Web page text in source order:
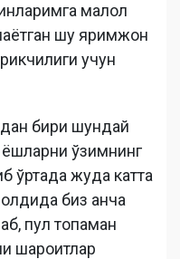
малол
шу яримжон
учун
бири шундай
ўзимнинг
ўртада жуда катта
биз анча
пул топаман
шароитлар